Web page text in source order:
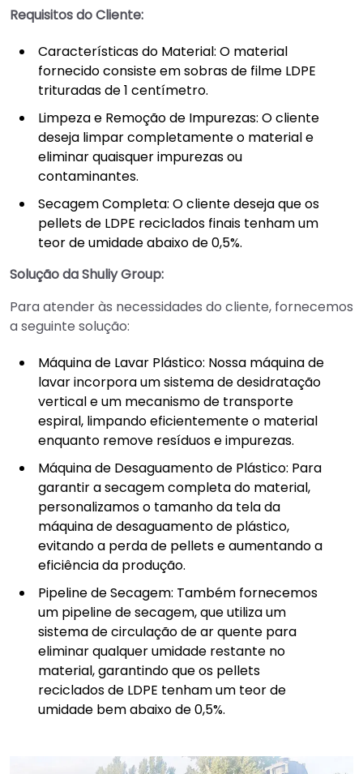
Requisitos do Cliente:
Características do Material: O material
fornecido consiste em sobras de filme LDPE
trituradas de 1 centímetro.
Limpeza e Remoção de Impurezas: O cliente
deseja limpar completamente o material e
eliminar quaisquer impurezas ou
contaminantes.
Secagem Completa: O cliente deseja que os
pellets de LDPE reciclados finais tenham um
teor de umidade abaixo de 0,5%.
Solução da Shuliy Group:
Para atender às necessidades do cliente, fornecemos
a seguinte solução:
Máquina de Lavar Plástico: Nossa máquina de
lavar incorpora um sistema de desidratação
vertical e um mecanismo de transporte
espiral, limpando eficientemente o material
enquanto remove resíduos e impurezas.
Máquina de Desaguamento de Plástico: Para
garantir a secagem completa do material,
personalizamos o tamanho da tela da
máquina de desaguamento de plástico,
evitando a perda de pellets e aumentando a
eficiência da produção.
Pipeline de Secagem: Também fornecemos
um pipeline de secagem, que utiliza um
sistema de circulação de ar quente para
eliminar qualquer umidade restante no
material, garantindo que os pellets
reciclados de LDPE tenham um teor de
umidade bem abaixo de 0,5%.